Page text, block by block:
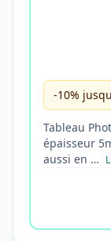
-10%
Tableau
épaisseur
aussi en …